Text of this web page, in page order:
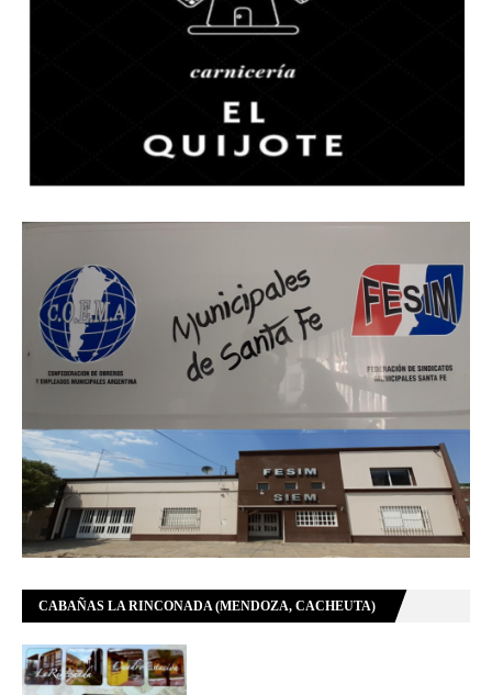
CABAÑAS LA RINCONADA (MENDOZA, CACHEUTA)